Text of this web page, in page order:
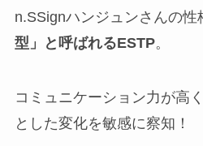
n.SSignハンジュンさんの性
型」と呼ばれるESTP。
コミュニケーション力が高
とした変化を敏感に察知！